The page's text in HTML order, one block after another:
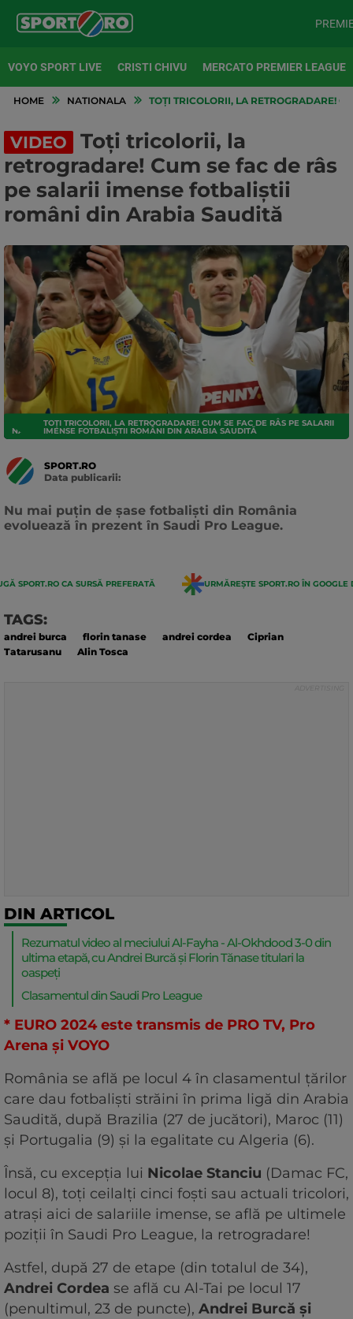
VOYO SPORT LIVE CRISTI CHIVU MERCATO PREMIER LEAGUE
HOME NATIONALA TOȚI TRICOLORII, LA RETROGRADARE!
VIDEO
Toți tricolorii, la
retrogradare! Cum se fac de râs
pe salarii imense fotbaliștii
români din Arabia Saudită
NATIONALA
TOȚI TRICOLORII, LA RETROGRADARE! CUM SE FAC DE RÂS PE SALARII
IMENSE FOTBALIȘTII ROMÂNI DIN ARABIA SAUDITĂ
SPORT.RO
Data publicarii:
Nu mai puțin de șase fotbaliști din România
evoluează în prezent în Saudi Pro League.
SPORT.RO CA SURSĂ PREFERATĂ URMĂREȘTE SPORT.RO ÎN GOOGLE
TAGS:
andrei burca florin tanase andrei cordea
Ciprian
Tatarusanu
Alin Tosca
DIN ARTICOL
Rezumatul video al meciului Al-Fayha - Al-Okhdood 3-0 din
ultima etapă, cu Andrei Burcă și Florin Tănase titulari la
oaspeți
Clasamentul din Saudi Pro League
* EURO 2024 este transmis de PRO TV, Pro
Arena și VOYO
România se află pe locul 4 în clasamentul țărilor
care dau fotbaliști străini în prima ligă din Arabia
Saudită, după Brazilia (27 de jucători), Maroc (11)
și Portugalia (9) și la egalitate cu Algeria (6).
Însă, cu excepția lui Nicolae Stanciu (Damac FC,
locul 8), toți ceilalți cinci foști sau actuali tricolori,
atrași aici de salariile imense, se află pe ultimele
poziții în Saudi Pro League, la retrogradare!
Astfel, după 27 de etape (din totalul de 34),
Andrei Cordea se află cu Al-Tai pe locul 17
(penultimul, 23 de puncte), Andrei Burcă și